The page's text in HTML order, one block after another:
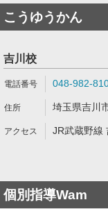
こうゆうかん
吉川校
048-982-
埼玉県吉川
JR武蔵野線
個別指導Wam